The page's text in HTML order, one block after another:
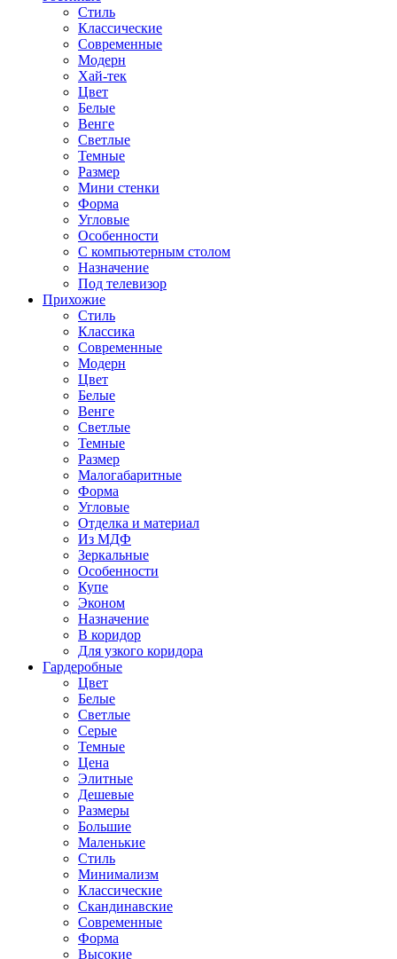
Стиль
Классические
Современные
Модерн
Хай-тек
Цвет
Белые
Венге
Светлые
Темные
Размер
Мини стенки
Форма
Угловые
Особенности
С компьютерным столом
Назначение
Под телевизор
Прихожие
Стиль
Классика
Современные
Модерн
Цвет
Белые
Венге
Светлые
Темные
Размер
Малогабаритные
Форма
Угловые
Отделка и материал
Из МДФ
Зеркальные
Особенности
Купе
Эконом
Назначение
В коридор
Для узкого коридора
Гардеробные
Цвет
Белые
Светлые
Серые
Темные
Цена
Элитные
Дешевые
Размеры
Большие
Маленькие
Стиль
Минимализм
Классические
Скандинавские
Современные
Форма
Высокие